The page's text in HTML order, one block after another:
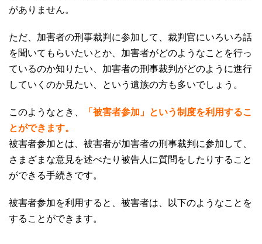
がありません。
ただ、加害者の刑事裁判に参加して、裁判官にいろいろ話
を聞いてもらいたいとか、加害者がどのようなことを行っ
ているのか知りたい、加害者の刑事裁判がどのように進行
していくのか見たい、という遺族の方も多いでしょう。
このようなとき、
「被害者参加」という制度を利用するこ
とができます。
被害者参加とは、被害者が加害者の刑事裁判に参加して、
さまざまな意見を述べたり被告人に質問をしたりすること
ができる手続きです。
被害者参加を利用すると、被害者は、以下のようなことを
することができます。